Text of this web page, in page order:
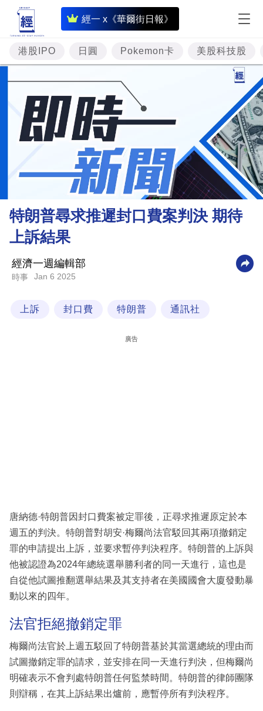
經一 x《華爾街日報》
即
時
財
經
專
題
投
資
樓
市
財
業
科
區
港股IPO 日圓 Pokemon卡 美股科技股
特朗普尋求推遲封口費案判決 期待
上訴結果
經濟一週編輯部
時事 Jan 6 2025
上訴 封口費 特朗普 通訊社
廣告
唐納德·特朗普因封口費案被定罪後，正尋求推遲原定於本
週五的判決。特朗普對胡安·梅爾尚法官駁回其兩項撤銷定
罪的申請提出上訴，並要求暫停判決程序。特朗普的上訴與
他被認證為2024年總統選舉勝利者的同一天進行，這也是
自從他試圖推翻選舉結果及其支持者在美國國會大廈發動暴
動以來的四年。
法官拒絕撤銷定罪
梅爾尚法官於上週五駁回了特朗普基於其當選總統的理由而
試圖撤銷定罪的請求，並安排在同一天進行判決，但梅爾尚
明確表示不會判處特朗普任何監禁時間。特朗普的律師團隊
則辯稱，在其上訴結果出爐前，應暫停所有判決程序。